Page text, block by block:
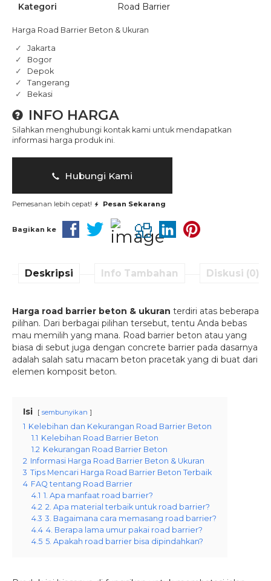
Kategori
Road Barrier
Harga Road Barrier Beton & Ukuran
Jakarta
Bogor
Depok
Tangerang
Bekasi
INFO HARGA
Silahkan menghubungi kontak kami untuk mendapatkan
informasi harga produk ini.
Hubungi Kami
Pemesanan lebih cepat! Pesan Sekarang
Bagikan ke
Deskripsi Info Tambahan Diskusi (0)
Harga road barrier beton & ukuran terdiri atas beberapa
pilihan. Dari berbagai pilihan tersebut, tentu Anda bebas
mau memilih yang mana. Road barrier beton atau yang
biasa di sebut juga dengan concrete barrier pada dasarnya
adalah salah satu macam beton pracetak yang di buat dari
elemen komposit beton.
Isi sembunyikan
1 Kelebihan dan Kekurangan Road Barrier Beton
1.1 Kelebihan Road Barrier Beton
1.2 Kekurangan Road Barrier Beton
2 Informasi Harga Road Barrier Beton & Ukuran
3 Tips Mencari Harga Road Barrier Beton Terbaik
4 FAQ tentang Road Barrier
4.1 1. Apa manfaat road barrier?
4.2 2. Apa material terbaik untuk road barrier?
4.3 3. Bagaimana cara memasang road barrier?
4.4 4. Berapa lama umur pakai road barrier?
4.5 5. Apakah road barrier bisa dipindahkan?